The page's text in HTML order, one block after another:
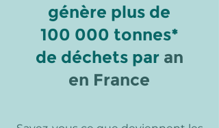
génère plus de
100 000 tonnes*
de déchets paran
en France